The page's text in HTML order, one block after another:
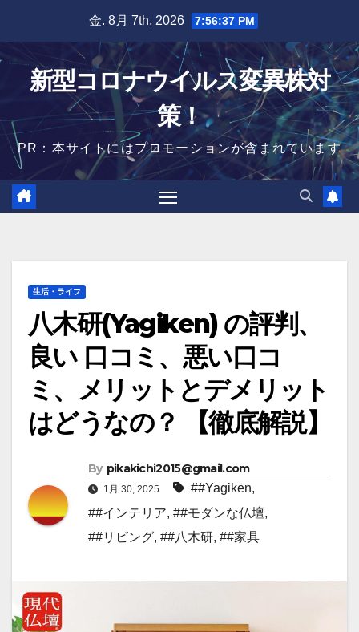
content
金. 8月 7th, 2026 7:56:38 PM
新型コロナウイルス変異株対
策！
PR：本サイトにはプロモーションが含まれています
生活・ライフ
八木研(Yagiken) の評判、
良い 口コミ、悪い口コ
ミ、メリットとデメリット
はどうなの？ 【徹底解説】
By pikakichi2015@gmail.com
1月 30, 2025 ##Yagiken,
##インテリア, ##モダンな仏壇,
##リビング, ##八木研, ##家具